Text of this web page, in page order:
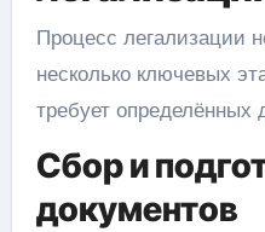
Процесс легализации
несколько ключевых
требует определённых
Сбор и
документов